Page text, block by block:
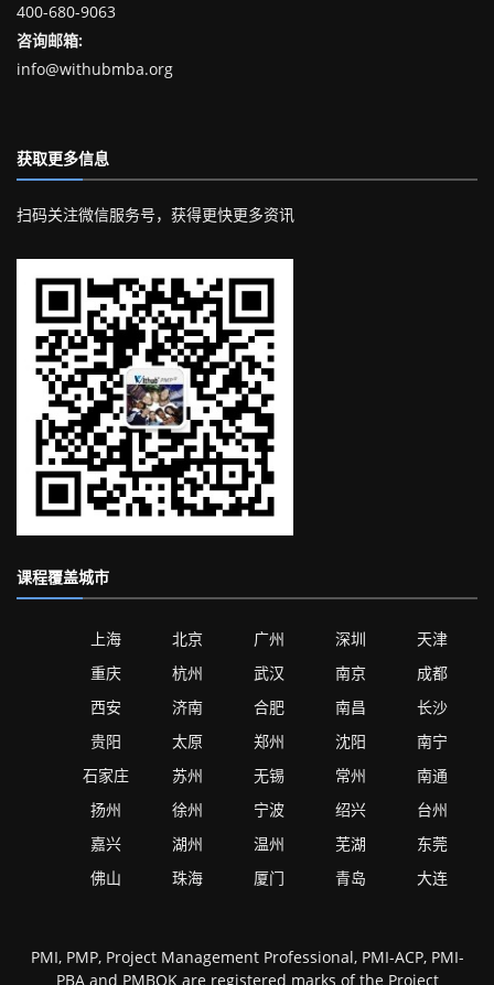
400-680-9063
咨询邮箱:
info@withubmba.org
获取更多信息
扫码关注微信服务号，获得更快更多资讯
课程覆盖城市
上海 北京 广州 深圳
天津
重庆
杭州 武汉 南京
成都
西安
济南 合肥 南昌
长沙
贵阳
太原 郑州 沈阳
南宁
石家庄
苏州 无锡 常州
南通
扬州
徐州 宁波 绍兴
台州
嘉兴
湖州 温州 芜湖
东莞
佛山
珠海 厦门 青岛 大连
PMI, PMP, Project Management Professional, PMI-ACP, PMI-
PBA and PMBOK are registered marks of the Project